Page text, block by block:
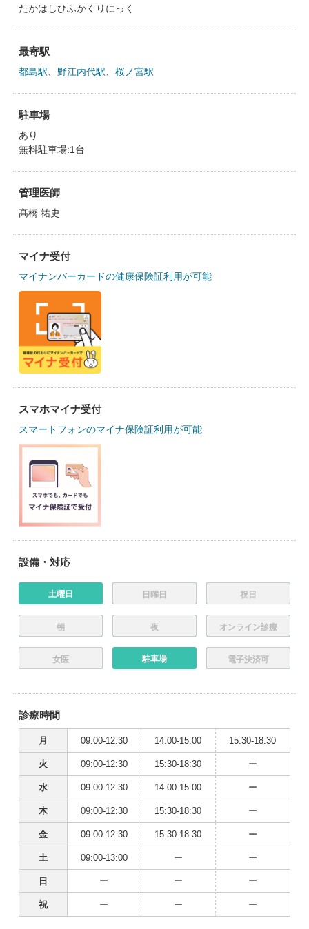
たかはしひふかくりにっく
最寄駅
都島駅 野江内代駅 桜ノ宮駅
駐車場
あり
無料駐車場:1台
管理医師
髙橋 祐史
マイナ受付
マイナンバーカードの健康保険証利用が可能
スマホマイナ受付
スマートフォンのマイナ保険証利用が可能
設備・対応
土曜日 日曜日 祝日
朝 夜 オンライン診療
女医 駐車場 電子決済可
診療時間
月 09:00-12:30 14:00-15:00 15:30-18:30
火 09:00-12:30 15:30-18:30 ー
水 09:00-12:30 14:00-15:00 ー
木 09:00-12:30 15:30-18:30 ー
金 09:00-12:30 15:30-18:30 ー
土 09:00-13:00 ー ー
日 ー ー ー
祝 ー ー ー